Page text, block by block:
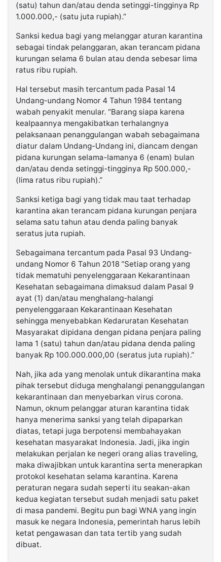
(satu) tahun dan/atau denda setinggi-tingginya Rp
1.000.000,- (satu juta rupiah).”
Sanksi kedua bagi yang melanggar aturan karantina
sebagai tindak pelanggaran, akan terancam pidana
kurungan selama 6 bulan atau denda sebesar lima
ratus ribu rupiah.
Hal tersebut masih tercantum pada Pasal 14
Undang-undang Nomor 4 Tahun 1984 tentang
wabah penyakit menular. “Barang siapa karena
kealpaannya mengakibatkan terhalangnya
pelaksanaan penanggulangan wabah sebagaimana
diatur dalam Undang-Undang ini, diancam dengan
pidana kurungan selama-lamanya 6 (enam) bulan
dan/atau denda setinggi-tingginya Rp 500.000,-
(lima ratus ribu rupiah).”
Sanksi ketiga bagi yang tidak mau taat terhadap
karantina akan terancam pidana kurungan penjara
selama satu tahun atau denda paling banyak
seratus juta rupiah.
Sebagaimana tercantum pada Pasal 93 Undang-
undang Nomor 6 Tahun 2018 “Setiap orang yang
tidak mematuhi penyelenggaraan Kekarantinaan
Kesehatan sebagaimana dimaksud dalam Pasal 9
ayat (1) dan/atau menghalang-halangi
penyelenggaraan Kekarantinaan Kesehatan
sehingga menyebabkan Kedaruratan Kesehatan
Masyarakat dipidana dengan pidana penjara paling
lama 1 (satu) tahun dan/atau pidana denda paling
banyak Rp 100.000.000,00 (seratus juta rupiah).”
Nah, jika ada yang menolak untuk dikarantina maka
pihak tersebut diduga menghalangi penanggulangan
kekarantinaan dan menyebarkan virus corona.
Namun, oknum pelanggar aturan karantina tidak
hanya menerima sanksi yang telah dipaparkan
diatas, tetapi juga berpotensi membahayakan
kesehatan masyarakat Indonesia. Jadi, jika ingin
melakukan perjalan ke negeri orang alias traveling,
maka diwajibkan untuk karantina serta menerapkan
protokol kesehatan selama karantina. Karena
peraturan negara sudah seperti itu seakan-akan
kedua kegiatan tersebut sudah menjadi satu paket
di masa pandemi. Begitu pun bagi WNA yang ingin
masuk ke negara Indonesia, pemerintah harus lebih
ketat pengawasan dan tata tertib yang sudah
dibuat.